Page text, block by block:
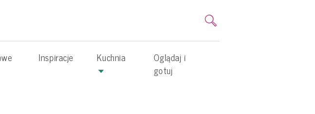
Inspiracje Kuchnia
Oglądaj i
gotuj